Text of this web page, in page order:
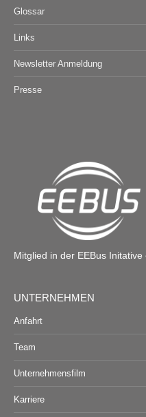
Glossar
Links
Newsletter Anmeldung
Presse
Mitglied in der EEBus Initative
UNTERNEHMEN
Anfahrt
Team
Unternehmensfilm
Karriere